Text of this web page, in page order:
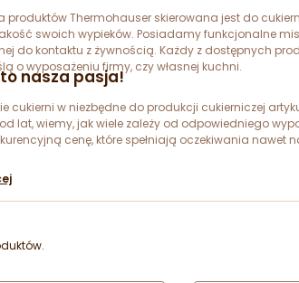
produktów Thermohauser skierowana jest do
swoich wypieków. Posiadamy funkcjonalne
do kontaktu z żywnością. Każdy z dostępnych
o wyposażeniu firmy, czy własnej kuchni.
nasza pasja!
cukierni w niezbędne do produkcji cukierniczej
lat, wiemy, jak wiele zależy od odpowiedniego
cenę, które spełniają oczekiwania